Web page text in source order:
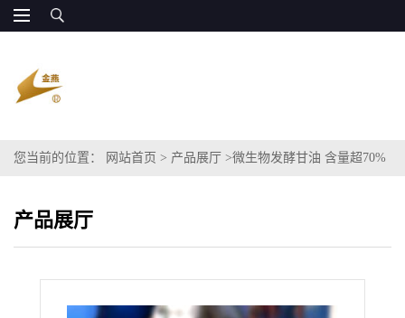
您当前的位置： 网站首页 > 产品展厅 >微生物发酵甘油 含量超70%
产品展厅